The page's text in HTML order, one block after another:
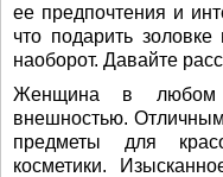
ее предпочтения и
что подарить
наоборот. Давайте
Женщина в любом
внешностью.
предметы для
косметики.